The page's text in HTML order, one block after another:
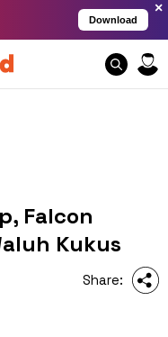
Download
×
Falcon
Kukus
Share: